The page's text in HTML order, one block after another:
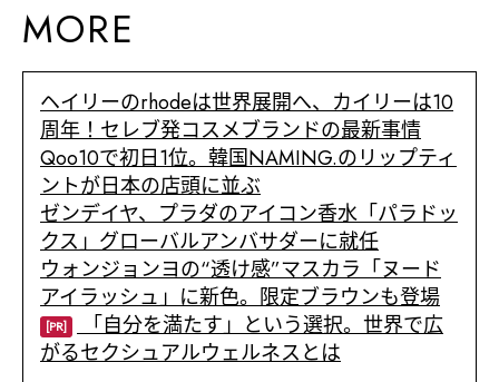
MORE
ヘイリーのrhodeは世界展開へ、カイリーは10
周年！セレブ発コスメブランドの最新事情
Qoo10で初日1位。韓国NAMING.のリップティ
ントが日本の店頭に並ぶ
ゼンデイヤ、プラダのアイコン香水「パラドッ
クス」グローバルアンバサダーに就任
ウォンジョンヨの“透け感”マスカラ「ヌード
アイラッシュ」に新色。限定ブラウンも登場
[PR]
「自分を満たす」という選択。世界で広
がるセクシュアルウェルネスとは